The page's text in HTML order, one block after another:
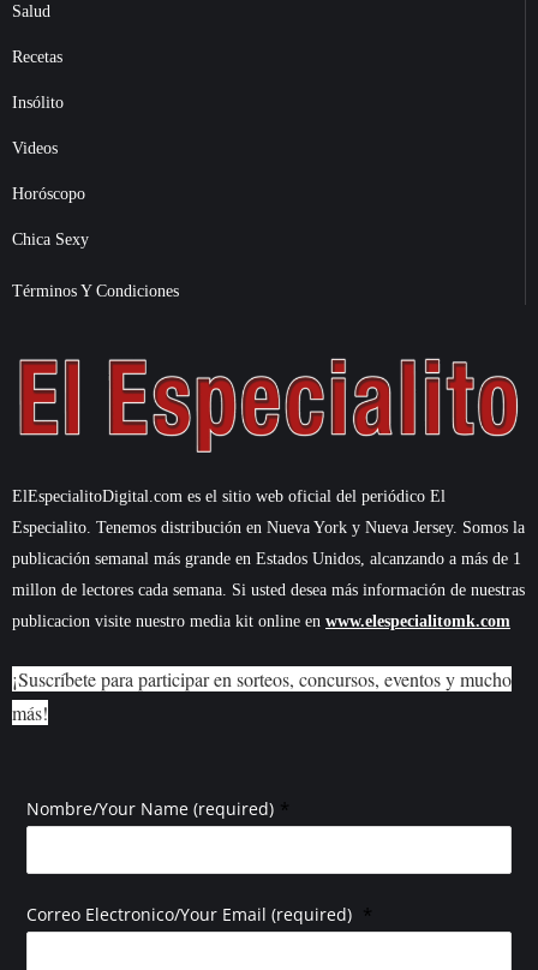
Salud
Recetas
Insólito
Videos
Horóscopo
Chica Sexy
Términos Y Condiciones
ElEspecialitoDigital.com es el sitio web oficial del periódico El
Especialito. Tenemos distribución en Nueva York y Nueva Jersey. Somos la
publicación semanal más grande en Estados Unidos, alcanzando a más de 1
millon de lectores cada semana. Si usted desea más información de nuestras
publicacion visite nuestro media kit online en www.elespecialitomk.com
¡Suscríbete para participar en sorteos, concursos, eventos y mucho
más!
Nombre/Your Name (required) *
Correo Electronico/Your Email (required) *